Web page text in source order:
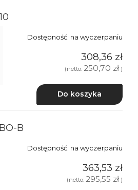
Dostępność: na wyczerpaniu
308,36 zł
(netto: 250,70 zł )
Do koszyka
B
Dostępność: na wyczerpaniu
363,53 zł
(netto: 295,55 zł )